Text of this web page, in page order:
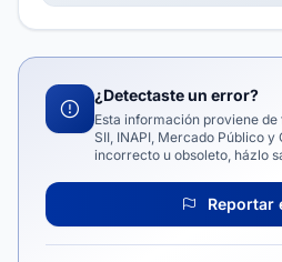
¿Detectaste un error?
Esta información proviene
SII, INAPI, Mercado Público
incorrecto u obsoleto, házlo
Reportar